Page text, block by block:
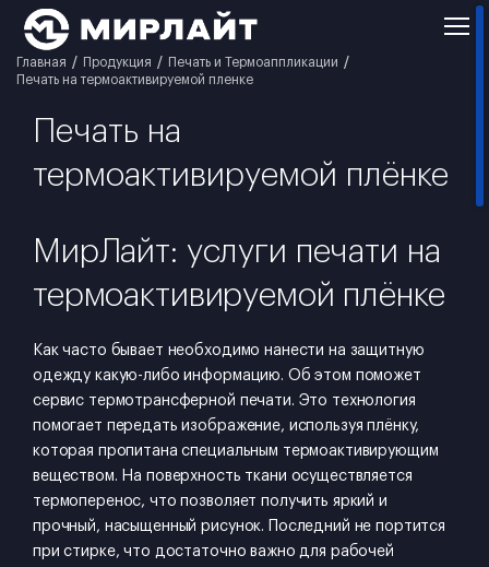
Главная Продукция
Печать и Термоаппликации
Печать на термоактивируемой пленке
Печать на
термоактивируемой плёнке
МирЛайт: услуги печати на
термоактивируемой плёнке
Как часто бывает необходимо нанести на защитную
одежду какую-либо информацию. Об этом поможет
сервис термотрансферной печати. Это технология
помогает передать изображение, используя плёнку,
которая пропитана специальным термоактивирующим
веществом. На поверхность ткани осуществляется
термоперенос, что позволяет получить яркий и
прочный, насыщенный рисунок. Последний не портится
при стирке, что достаточно важно для рабочей